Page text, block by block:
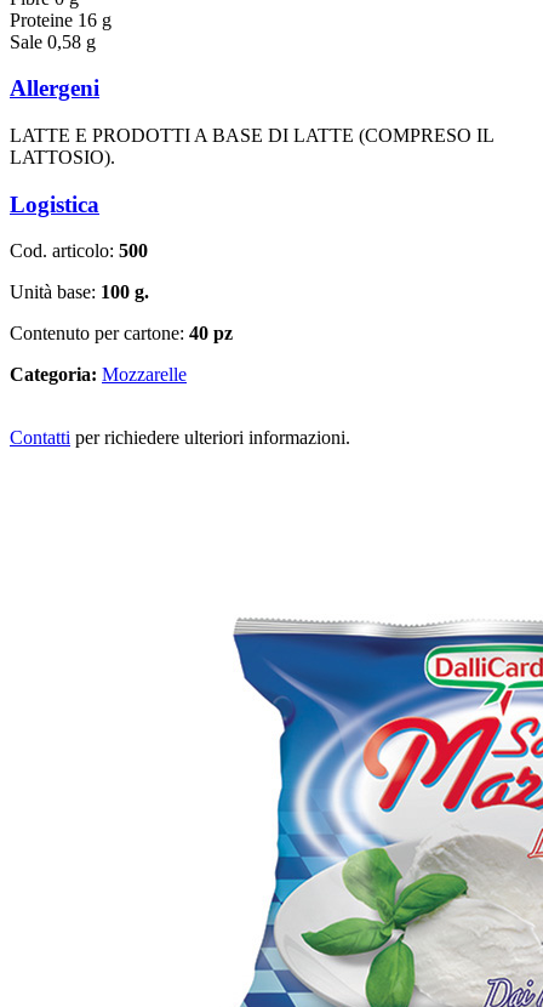
Proteine 16 g
Sale 0,58 g
Allergeni
LATTE E PRODOTTI A BASE DI LATTE (COMPRESO IL
LATTOSIO).
Logistica
Cod. articolo: 500
Unità base: 100 g.
Contenuto per cartone: 40 pz
Categoria: Mozzarelle
Contatti per richiedere ulteriori informazioni.